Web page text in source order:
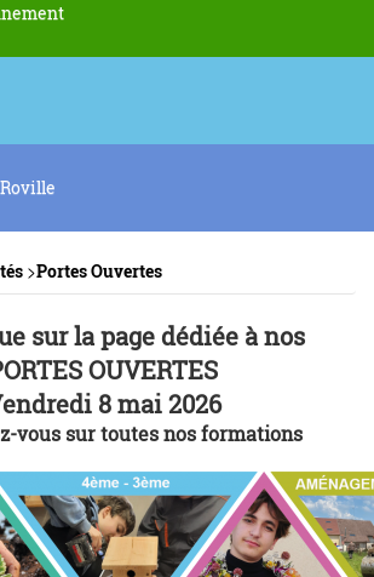
>Portes Ouvertes
sur la page dédiée à nos
OUVERTES
8 mai 2026
vous sur toutes nos formations